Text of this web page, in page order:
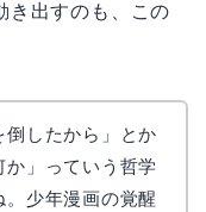
き出すのも、この
したから」とか
か」っていう哲学
少年漫画の覚醒